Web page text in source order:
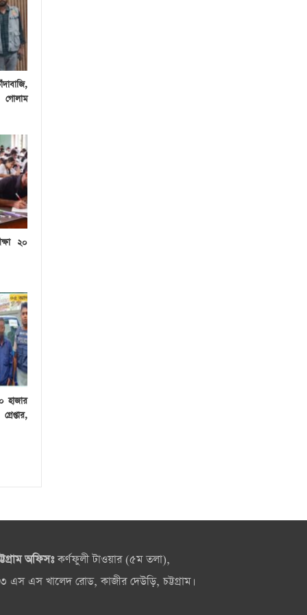
গোলাম
২০
হাজার
অফিসঃকর্ণফুলী টাওয়ার (৫ম তলা),
এস এস খালেদ রোড, কাজীর দেউড়ি, চট্টগ্রাম।